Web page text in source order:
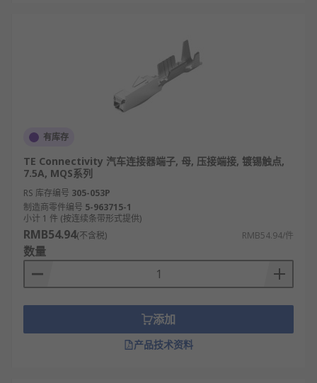
有库存
TE Connectivity 汽车连接器端子, 母, 压接端接, 镀锡触点,
7.5A, MQS系列
RS 库存编号 305-053P
制造商零件编号 5-963715-1
小计 1 件 (按连续条带形式提供)
RMB54.94(不含税) RMB54.94/件
数量
添加
产品技术资料